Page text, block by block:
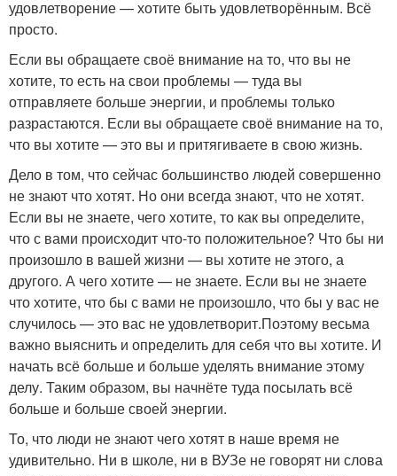
удовлетворение — хотите быть удовлетворённым. Всё
просто.
Если вы обращаете своё внимание на то, что вы не
хотите, то есть на свои проблемы — туда вы
отправляете больше энергии, и проблемы только
разрастаются. Если вы обращаете своё внимание на то,
что вы хотите — это вы и притягиваете в свою жизнь.
Дело в том, что сейчас большинство людей совершенно
не знают что хотят. Но они всегда знают, что не хотят.
Если вы не знаете, чего хотите, то как вы определите,
что с вами происходит что-то положительное? Что бы ни
произошло в вашей жизни — вы хотите не этого, а
другого. А чего хотите — не знаете. Если вы не знаете
что хотите, что бы с вами не произошло, что бы у вас не
случилось — это вас не удовлетворит.Поэтому весьма
важно выяснить и определить для себя что вы хотите. И
начать всё больше и больше уделять внимание этому
делу. Таким образом, вы начнёте туда посылать всё
больше и больше своей энергии.
То, что люди не знают чего хотят в наше время не
удивительно. Ни в школе, ни в ВУЗе не говорят ни слова